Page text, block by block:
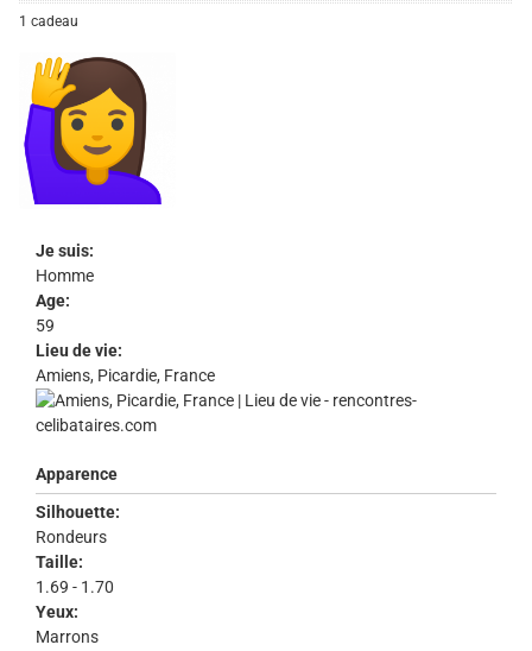
1 cadeau
Je suis:
Homme
Age:
59
Lieu de vie:
Amiens, Picardie, France
Apparence
Silhouette:
Rondeurs
Taille:
1.69 - 1.70
Yeux:
Marrons